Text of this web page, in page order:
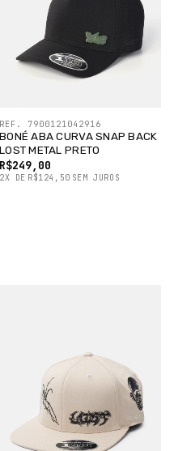
BONÉ ABA CURVA SNAP BACK
LOST METAL PRETO
R$249,00
2X DE R$124,50 SEM JUROS
REF. 7900121042916